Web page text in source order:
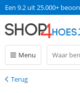
Een 9.2 uit 25.000+
Menu
Terug
Terug